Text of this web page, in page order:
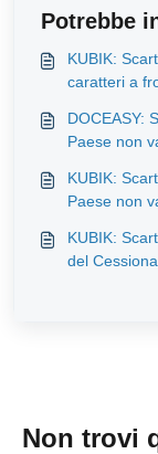
Potrebbe
KUBIK:
caratteri a
DOCEASY:
Paese non
KUBIK:
Paese non
KUBIK:
del
Non trovi